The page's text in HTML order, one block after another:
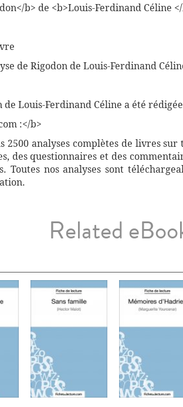
b> de <b>Louis-Ferdinand Céline
de Rigodon de Louis-Ferdinand
Louis-Ferdinand Céline a été
:</b>
2500 analyses complètes de livres
des questionnaires et des
Toutes nos analyses sont
Related